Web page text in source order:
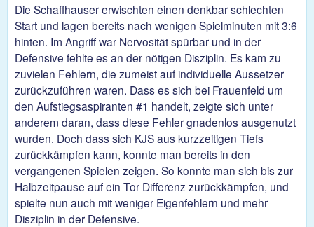
Die Schaffhauser erwischten einen denkbar schlechten
Start und lagen bereits nach wenigen Spielminuten mit 3:6
hinten. Im Angriff war Nervosität spürbar und in der
Defensive fehlte es an der nötigen Disziplin. Es kam zu
zuvielen Fehlern, die zumeist auf individuelle Aussetzer
zurückzuführen waren. Dass es sich bei Frauenfeld um
den Aufstiegsaspiranten #1 handelt, zeigte sich unter
anderem daran, dass diese Fehler gnadenlos ausgenutzt
wurden. Doch dass sich KJS aus kurzzeitigen Tiefs
zurückkämpfen kann, konnte man bereits in den
vergangenen Spielen zeigen. So konnte man sich bis zur
Halbzeitpause auf ein Tor Differenz zurückkämpfen, und
spielte nun auch mit weniger Eigenfehlern und mehr
Disziplin in der Defensive.